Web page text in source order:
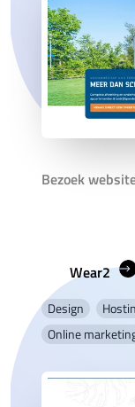
Bezoek
Wear2
Design
Online